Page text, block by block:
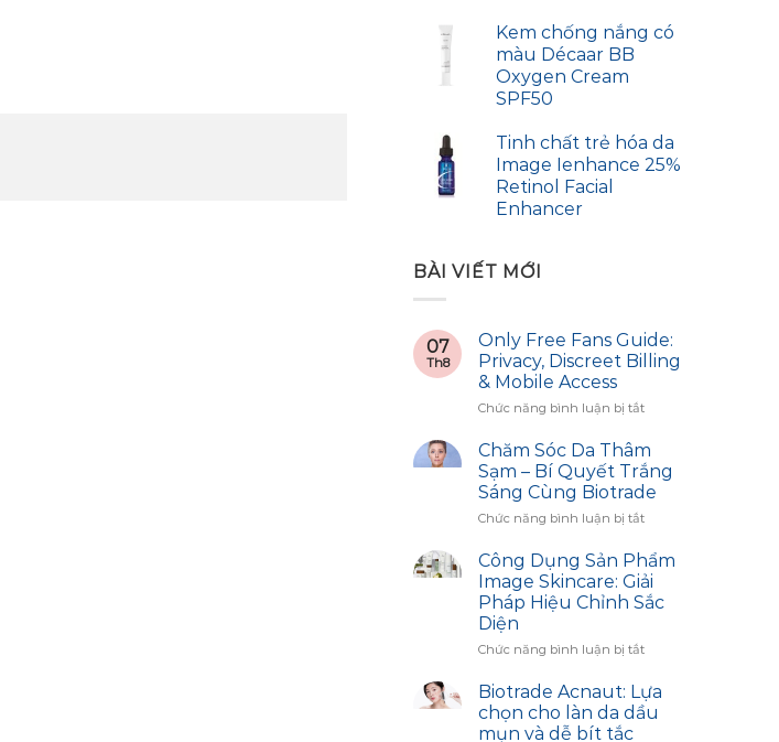
Kem chống nắng có
màu Décaar BB
Oxygen Cream
SPF50
Tinh chất trẻ hóa da
Image Ienhance 25%
Retinol Facial
Enhancer
BÀI VIẾT MỚI
07
Th8
Only Free Fans Guide:
Privacy, Discreet Billing
& Mobile Access
Chức năng bình luận bị tắtở
Free
Fans
Guide:
Privacy,
Discreet
&
Mobile
Access
Chăm Sóc Da Thâm
Sạm – Bí Quyết Trắng
Sáng Cùng Biotrade
Chức năng bình luận bị tắtở
Sóc
Da
Thâm
Sạm
Bí
Trắng
Sáng
Cùng
Công Dụng Sản Phẩm
Image Skincare: Giải
Pháp Hiệu Chỉnh Sắc
Diện
Chức năng bình luận bị tắtở
Dụng
Sản
Phẩm
Biotrade Acnaut: Lựa
chọn cho làn da dầu
mụn và dễ bít tắc